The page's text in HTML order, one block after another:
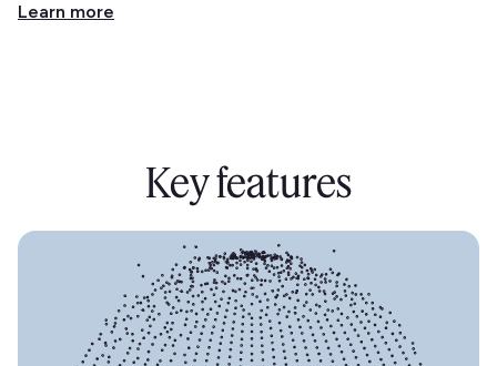
Learn more
Key features